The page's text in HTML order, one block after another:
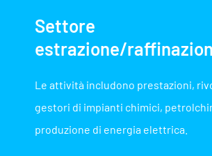
Settore
estrazione/
Le attività includono prestazioni,
gestori di impianti chimici,
produzione di energia elettrica.